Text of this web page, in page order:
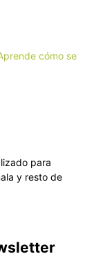
cómo se
para
y resto de